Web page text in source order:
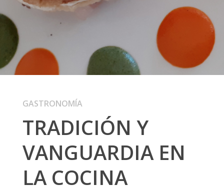
GASTRONOMÍA
TRADICIÓN Y
VANGUARDIA EN
LA COCINA
Hotel Cristina
Contacto